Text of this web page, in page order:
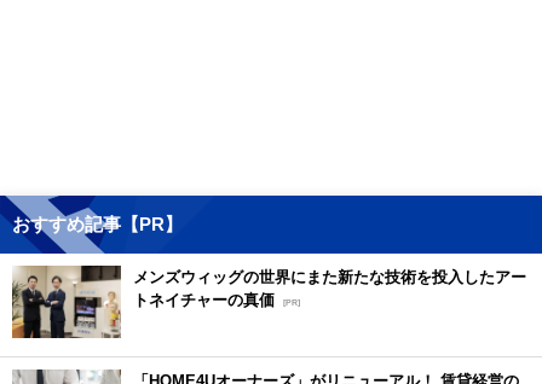
おすすめ記事【PR】
メンズウィッグの世界にまた新たな技術を投入したアー
トネイチャーの真価 [PR]
「HOME4Uオーナーズ」がリニューアル！ 賃貸経営の